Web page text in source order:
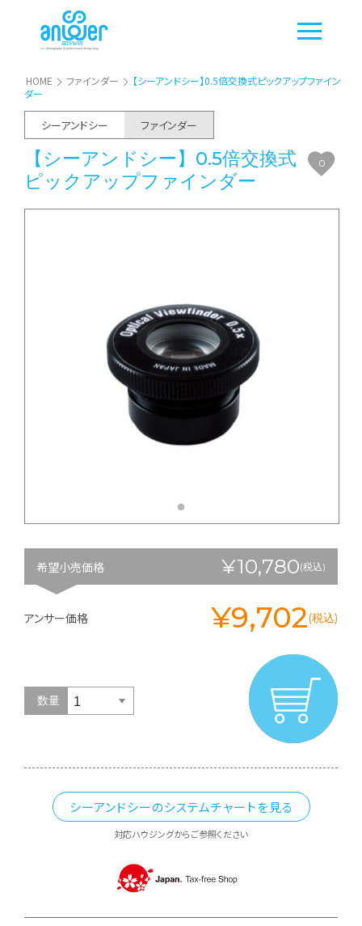
HOME ファインダー
【シーアンドシー】0.5倍交換式ピックアップファイン
ダー
シーアンドシー ファインダー
【シーアンドシー】0.5倍交換式
ピックアップファインダー
0
希望小売価格 ¥10,780(税込)
アンサー価格 ¥9,702(税込)
数量
シーアンドシーのシステムチャートを見る
対応ハウジングからご参照ください